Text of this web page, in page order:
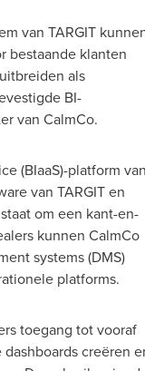
van TARGIT
bestaande klanten
als
BI-
van CalmCo.
(BIaaS)-platform van
van TARGIT en
om een kant-en-
kunnen CalmCo
systems (DMS)
platforms.
toegang tot vooraf